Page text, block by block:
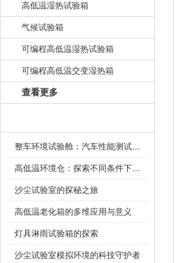
高低温湿热试验箱
气候试验箱
可编程高低温湿热试验箱
可编程高低温交变湿热箱
查看更多
整车环境试验舱：汽车性能测试的设备
高低温环境仓：探索不同条件下的科学奥秘
沙尘试验室的探秘之旅
高低温老化箱的多维应用与意义
灯具淋雨试验箱的探索
沙尘试验室模拟环境的科技守护者